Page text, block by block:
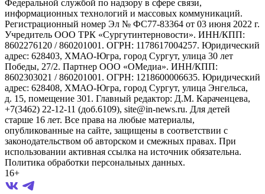
Федеральной службой по надзору в сфере связи,
информационных технологий и массовых коммуникаций.
Регистрационный номер Эл № ФС77-83364 от 03 июня 2022 г.
Учредитель ООО ТРК «Сургутинтерновости». ИНН/КПП:
8602276120 / 860201001. ОГРН: 1178617004257. Юридический
адрес: 628403, ХМАО-Югра, город Сургут, улица 30 лет
Победы, 27/2. Партнер ООО «ОМедиа». ИНН/КПП:
8602303021 / 860201001. ОГРН: 1218600006635. Юридический
адрес: 628408, ХМАО-Югра, город Сургут, улица Энгельса,
д. 15, помещение 301. Главный редактор: Д.М. Караченцева,
+7(3462) 22-12-11 (доб.6109), site@in-news.ru. Для детей
старше 16 лет. Все права на любые материалы,
опубликованные на сайте, защищены в соответствии с
законодательством об авторском и смежных правах. При
использовании активная ссылка на источник обязательна.
Политика обработки персональных данных.
16+